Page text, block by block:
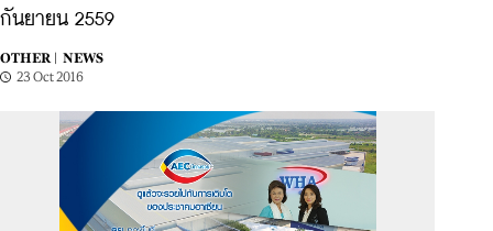
กันยายน 2559
OTHER |
NEWS
23 Oct 2016